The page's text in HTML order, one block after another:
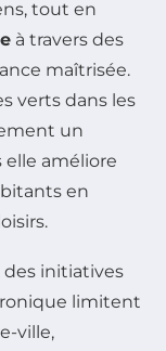
tout en
à travers des
maîtrisée.
verts dans les
un
elle améliore
en
des initiatives
limitent
ville,